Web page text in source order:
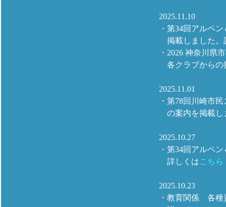
2025.11.10
・第34回アルペ
掲載しました。
・2026 神奈川県
各クラブからの
2025.11.01
・第78回川崎市
の案内を掲載し
2025.10.27
・第34回アルペ
詳しくはこちら
2025.10.23
・教育関係 各種